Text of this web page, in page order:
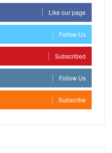
Like our page
Follow Us
Subscribed
Follow Us
Subscribe